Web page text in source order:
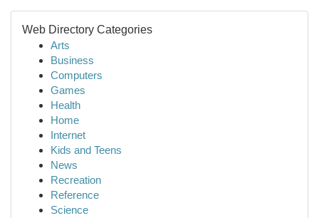
Web Directory Categories
Arts
Business
Computers
Games
Health
Home
Internet
Kids and Teens
News
Recreation
Reference
Science